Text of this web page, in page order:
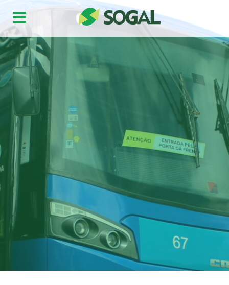
Sogal
Frota
Horários
Informativo
Contato
Trabalhe Conosco